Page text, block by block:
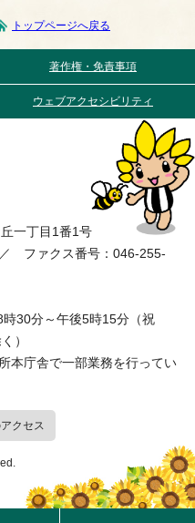
トップページへ戻る
著作権・免責事項
ウェブアクセシビリティ
一丁目1番1号
ファクス番号：046-255-
30分～午後5時15分（祝
）
本庁舎で一部業務を行ってい
クセス